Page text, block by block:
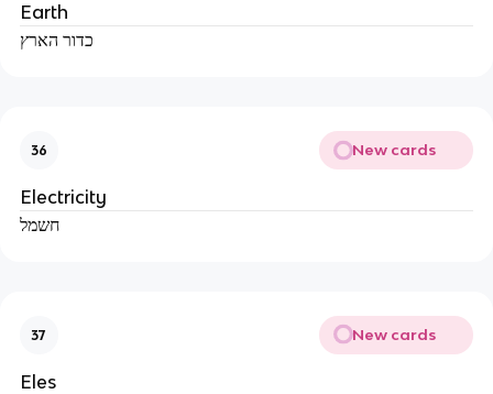
Earth
כדור הארץ
36 New cards
Electricity
חשמל
37 New cards
Eles